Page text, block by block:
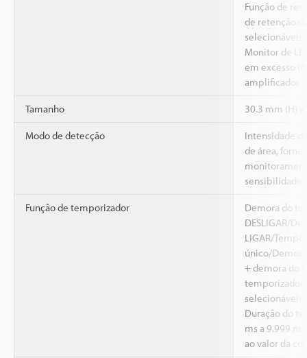
Função de
de retenção
selecionáveis
Monitor de
em excesso
amplificador
Tamanho 30.3 mm (H)
Modo de detecção
Intensidade
de área,
sensibilidade)
Função de temporizador
Demora do
DESLIGAR/
LIGAR/
único/
+ demora do
temporizador
selecionáveis
Duração do
ms a 9.999
ao valor da